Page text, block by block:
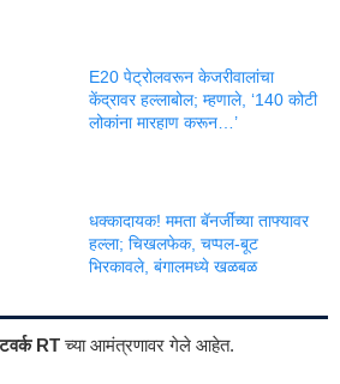
E20 पेट्रोलवरून केजरीवालांचा
केंद्रावर हल्लाबोल; म्हणाले, ‘140 कोटी
लोकांना मारहाण करून…’
धक्कादायक! ममता बॅनर्जींच्या ताफ्यावर
हल्ला; चिखलफेक, चप्पल-बूट
भिरकावले, बंगालमध्ये खळबळ
RTच्या आमंत्रणावर गेले आहेत.